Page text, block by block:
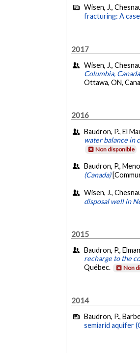
Wisen, J.,
fracturing: A
2017
Wisen, J.,
Columbia, Canada
Ottawa, ON,
2016
Baudron, P., El
water balance in
Non disponible
Baudron, P.,
(Canada)
Wisen, J.,
disposal well in
2015
Baudron, P.,
recharge to the
Québec.
Non
2014
Baudron, P.,
semiarid aquifer